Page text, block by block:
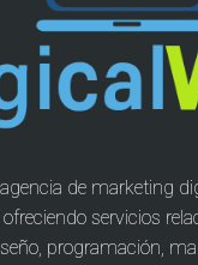
de marketing
servicios
programación,